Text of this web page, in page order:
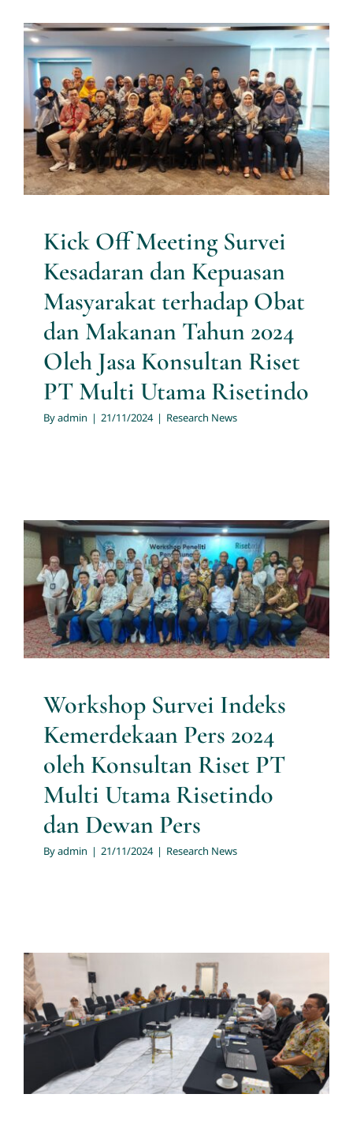
News
Contact us
Download
Kick Off Meeting Survei
Kesadaran dan Kepuasan
Masyarakat terhadap Obat
dan Makanan Tahun 2024
Oleh Jasa Konsultan Riset PT
Multi Utama Risetindo
Research News
Kick Off Meeting Survei
Kesadaran dan Kepuasan
Masyarakat terhadap Obat
dan Makanan Tahun 2024
Oleh Jasa Konsultan Riset
PT Multi Utama Risetindo
Byadmin | 21/11/2024 | Research News
Workshop Survei Indeks
Kemerdekaan Pers 2024 oleh
Konsultan Riset PT Multi
Utama Risetindo dan Dewan
Pers
Research News
Workshop Survei Indeks
Kemerdekaan Pers 2024
oleh Konsultan Riset PT
Multi Utama Risetindo
dan Dewan Pers
Byadmin | 21/11/2024 | Research News
Jasa Riset PT. Multi Utama
Risetindo Dipercaya Untuk
Menjalankan Survei Indeks
Kemerdekaan Pers 2024 Oleh
Dewan Pers
Research News